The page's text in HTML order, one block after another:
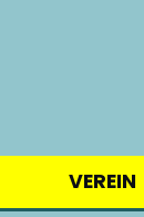
VEREIN